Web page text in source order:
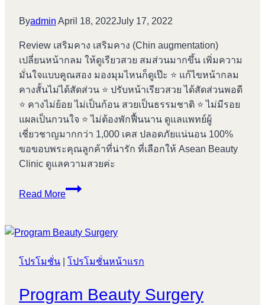
Byadmin April 18, 2022July 17, 2022
Review เสริมคาง เสริมคาง (Chin augmentation)
เปลี่ยนหน้ากลม ให้ดูเรียวสวย สมส่วนมากขึ้น เพิ่มความ
มั่นใจแบบคูณสอง มองมุมไหนก็ดูเป๊ะ ⭐️ แก้ไขหน้ากลม
คางสั้นไม่ได้สัดส่วน ⭐️ ปรับหน้าเรียวสวย ได้สัดส่วนพอดี
⭐️ คางไม่ย้อย ไม่เป็นก้อน สวยเป็นธรรมชาติ ⭐️ ไม่มีรอย
แผลเป็นกวนใจ ⭐️ ไม่ต้องพักฟื้นนาน ดูแลแพทย์ผู้
เชี่ยวชาญมากกว่า 1,000 เคส ปลอดภัยแน่นอน 100%
ขอขอบพระคุณลูกค้าที่น่ารัก ที่เลือกให้ Asean Beauty
Clinic ดูแลความสวยค่ะ
Read More
Review
#157
โปรโมชั่น โปรโมชั่นหน้าแรก
Program Beauty Surgery